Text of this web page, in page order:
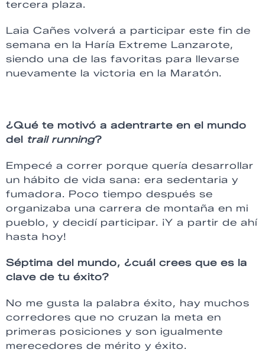
tercera plaza.
Laia Cañes volverá a participar este fin de
semana en la Haría Extreme Lanzarote,
siendo una de las favoritas para llevarse
nuevamente la victoria en la Maratón.
¿Qué te motivó a adentrarte en el mundo
del trail running?
Empecé a correr porque quería desarrollar
un hábito de vida sana: era sedentaria y
fumadora. Poco tiempo después se
organizaba una carrera de montaña en mi
pueblo, y decidí participar. ¡Y a partir de ahí
hasta hoy!
Séptima del mundo, ¿cuál crees que es la
clave de tu éxito?
No me gusta la palabra éxito, hay muchos
corredores que no cruzan la meta en
primeras posiciones y son igualmente
merecedores de mérito y éxito.